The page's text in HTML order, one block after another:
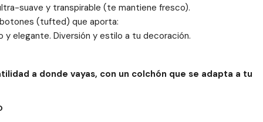
suave y transpirable (te mantiene fresco).
(tufted) que aporta:
y elegante. Diversión y estilo a tu decoración.
a donde vayas, con un colchón que se adapta a tu